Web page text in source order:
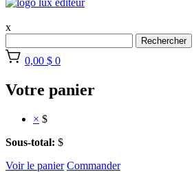
x
Rechercher
0,00 $ 0
Votre panier
× $
Sous-total: $
Voir le panier Commander